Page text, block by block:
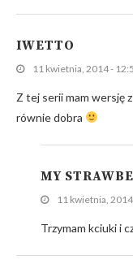
IWETTO
11 kwietnia, 2014 -
Z tej serii mam wersję
równie dobra
MY
11 kwietnia,
Trzymam kciuki i